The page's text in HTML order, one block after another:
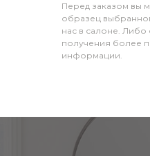
Перед заказом вы
образец
нас в салоне. Либо
получения более
информации.